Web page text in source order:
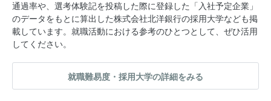
通過率や、選考体験記を投稿した際に登録した「入社予定企業」
のデータをもとに算出した株式会社北洋銀行の採用大学なども掲
載しています。就職活動における参考のひとつとして、ぜひ活用
してください。
就職難易度・採用大学の詳細をみる